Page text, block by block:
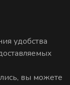
удобства
вы можете